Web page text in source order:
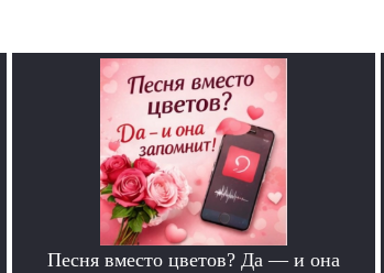
Песня вместо цветов? Да — и она